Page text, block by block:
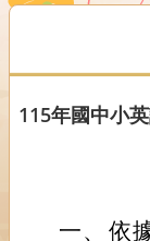
115年國中小
一、 依